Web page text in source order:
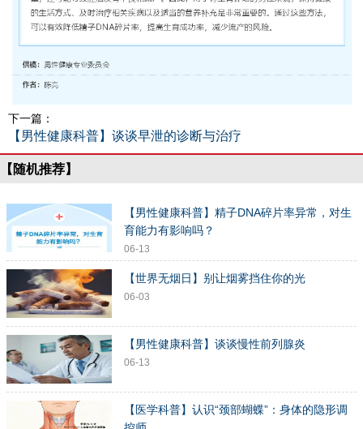
下一篇：
【男性健康科普】谈谈早泄的诊断与治疗
【随机推荐】
【男性健康科普】精子DNA碎片率异常，对生
育能力有影响吗？
06-13
【世界无烟日】别让烟雾挡住你的光
06-03
【男性健康科普】谈谈慢性前列腺炎
06-13
【医学科普】认识“颈部蝴蝶”：身体的隐形调